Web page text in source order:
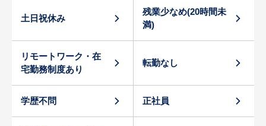
土日祝休み
残業少なめ(20時間未
満)
リモートワーク・在
宅勤務制度あり
転勤なし
学歴不問 正社員